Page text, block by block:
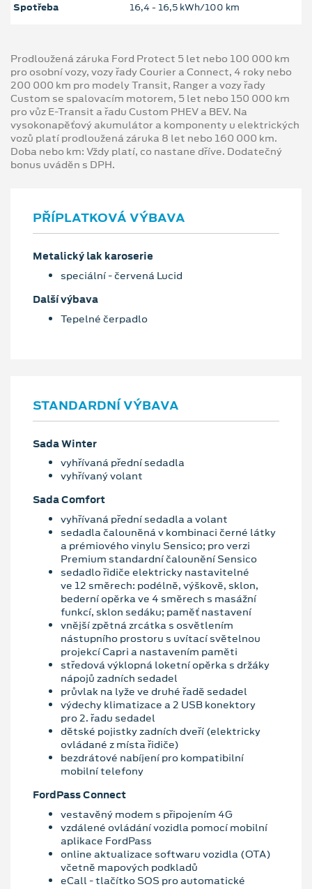
Spotřeba 16,4 ‐ 16,5 kWh/100 km
Prodloužená záruka Ford Protect 5 let nebo 100 000 km
pro osobní vozy, vozy řady Courier a Connect, 4 roky nebo
200 000 km pro modely Transit, Ranger a vozy řady
Custom se spalovacím motorem, 5 let nebo 150 000 km
pro vůz E-Transit a řadu Custom PHEV a BEV. Na
vysokonapěťový akumulátor a komponenty u elektrických
vozů platí prodloužená záruka 8 let nebo 160 000 km.
Doba nebo km: Vždy platí, co nastane dříve. Dodatečný
bonus uváděn s DPH.
PŘÍPLATKOVÁ VÝBAVA
Metalický lak karoserie
speciální - červená Lucid
Další výbava
Tepelné čerpadlo
STANDARDNÍ VÝBAVA
Sada Winter
vyhřívaná přední sedadla
vyhřívaný volant
Sada Comfort
vyhřívaná přední sedadla a volant
sedadla čalouněná v kombinaci černé látky
a prémiového vinylu Sensico; pro verzi
Premium standardní čalounění Sensico
sedadlo řidiče elektricky nastavitelné
ve 12 směrech: podélně, výškově, sklon,
bederní opěrka ve 4 směrech s masážní
funkcí, sklon sedáku; paměť nastavení
vnější zpětná zrcátka s osvětlením
nástupního prostoru s uvítací světelnou
projekcí Capri a nastavením paměti
středová výklopná loketní opěrka s držáky
nápojů zadních sedadel
průvlak na lyže ve druhé řadě sedadel
výdechy klimatizace a 2 USB konektory
pro 2. řadu sedadel
dětské pojistky zadních dveří (elektricky
ovládané z místa řidiče)
bezdrátové nabíjení pro kompatibilní
mobilní telefony
FordPass Connect
vestavěný modem s připojením 4G
vzdálené ovládání vozidla pomocí mobilní
aplikace FordPass
online aktualizace softwaru vozidla (OTA)
včetně mapových podkladů
eCall - tlačítko SOS pro automatické